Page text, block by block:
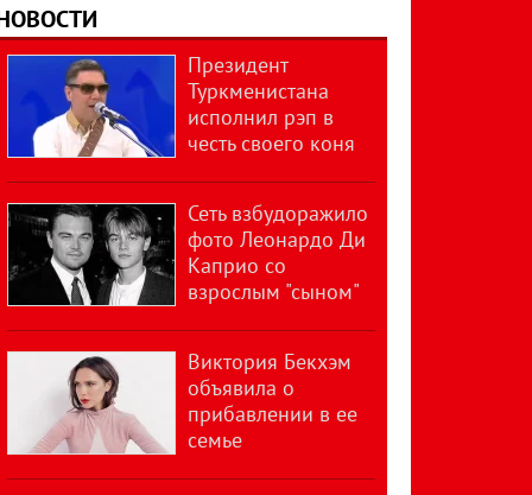
Президент
Туркменистана
исполнил рэп в
честь своего коня
Сеть взбудоражило
фото Леонардо Ди
Каприо со
взрослым "сыном"
Виктория Бекхэм
объявила о
прибавлении в ее
семье